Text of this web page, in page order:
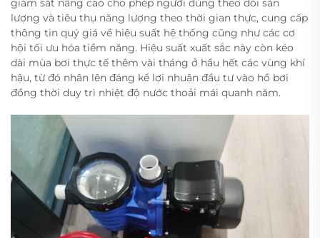
giám sát nâng cao cho phép người dùng theo dõi sản
lượng và tiêu thụ năng lượng theo thời gian thực, cung cấp
thông tin quý giá về hiệu suất hệ thống cũng như các cơ
hội tối ưu hóa tiềm năng. Hiệu suất xuất sắc này còn kéo
dài mùa bơi thực tế thêm vài tháng ở hầu hết các vùng khí
hậu, từ đó nhân lên đáng kể lợi nhuận đầu tư vào hồ bơi
đồng thời duy trì nhiệt độ nước thoải mái quanh năm.